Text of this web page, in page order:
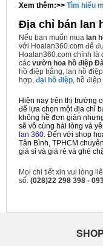
Xem thêm:>> Tìm hiểu
Địa chỉ bán lan
Nếu bạn muốn mua lan
với Hoalan360.com để
Hoalan360.com chính là
các vườn hoa hồ điệp
hồ điệp trắng, lan hồ
hợp, đại hồ điệp , hồ
Hiện nay trên thị trường
để lựa chọn một địa chỉ
không hề đơn giản
sẽ vô cùng hài lòng và
lan 360 . Đến với shop
Tân Bình, TPHCM
giá sỉ và giá rẻ và ghé
Mọi chi tiết xin vui lòng
số: (028)22 298 398 -